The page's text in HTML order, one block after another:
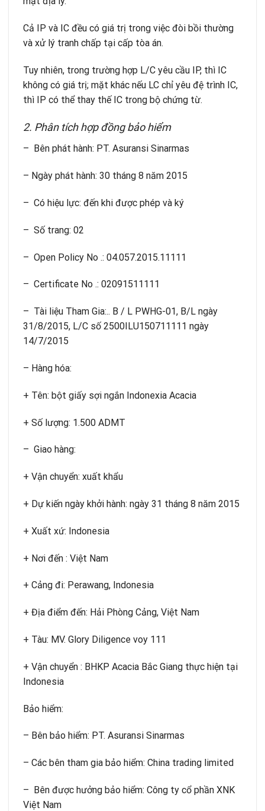
Cả IP và IC đều có giá trị trong việc đòi bồi thường
và xử lý tranh chấp tại cấp tòa án.
Tuy nhiên, trong trường hợp L/C yêu cầu IP, thì IC
không có giá trị; mặt khác nếu LC chỉ yêu đệ trình IC,
thì IP có thể thay thế IC trong bộ chứng từ.
2. Phân tích hợp đồng bảo hiểm
– Bên phát hành: PT. Asuransi Sinarmas
– Ngày phát hành: 30 tháng 8 năm 2015
– Có hiệu lực: đến khi được phép và ký
– Số trang: 02
– Open Policy No .: 04.057.2015.11111
– Certificate No .: 02091511111
– Tài liệu Tham Gia:.. B / L PWHG-01, B/L ngày
31/8/2015, L/C số 2500ILU150711111 ngày
14/7/2015
– Hàng hóa:
+ Tên: bột giấy sợi ngắn Indonexia Acacia
+ Số lượng: 1.500 ADMT
– Giao hàng:
+ Vận chuyển: xuất khẩu
+ Dự kiến ngày khởi hành: ngày 31 tháng 8 năm 2015
+ Xuất xứ: Indonesia
+ Nơi đến : Việt Nam
+ Cảng đi: Perawang, Indonesia
+ Địa điểm đến: Hải Phòng Cảng, Việt Nam
+ Tàu: MV. Glory Diligence voy 111
+ Vận chuyển : BHKP Acacia Bắc Giang thực hiện tại
Indonesia
Bảo hiểm:
– Bên bảo hiểm: PT. Asuransi Sinarmas
– Các bên tham gia bảo hiểm: China trading limited
– Bên được hưởng bảo hiểm: Công ty cổ phần XNK
Việt Nam